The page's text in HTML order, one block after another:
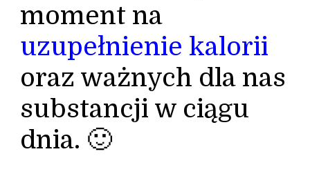
moment na
uzupełnienie kalorii
oraz ważnych dla nas
substancji w ciągu
dnia. 🙂